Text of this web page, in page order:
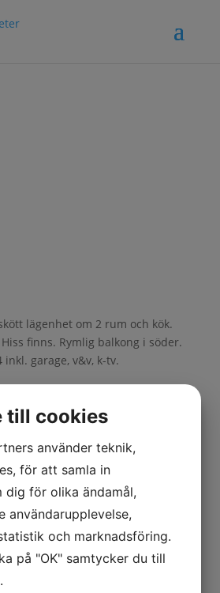
lägenhet om 2 rum och kök.
finns. Rymlig balkong i söder.
garage, v&v, k-tv.
oss
till cookies
använder teknik,
för att samla in
dig för olika ändamål,
användarupplevelse,
och marknadsföring.
på "OK" samtycker du till